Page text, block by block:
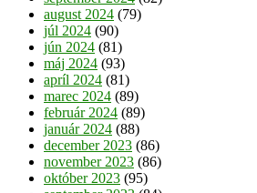
august 2024 (79)
júl 2024 (90)
jún 2024 (81)
máj 2024 (93)
apríl 2024 (81)
marec 2024 (89)
február 2024 (89)
január 2024 (88)
december 2023 (86)
november 2023 (86)
október 2023 (95)